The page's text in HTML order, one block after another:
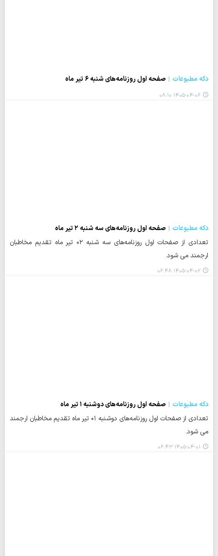
دکه مطبوعات صفحه اول روزنامه‌های شنبه ۶ تیر ماه
۱۴۰۵-۰۴-۰۶ ۰۸:۱۰
دکه مطبوعات
صفحه اول روزنامه‌های سه شنبه ۲ تیر ماه
تعدادی از صفحات اول روزنامه‌های سه شنبه ۰۲ تیر ماه تقدیم مخاطبان
ارجمند می شود.
۱۴۰۵-۰۴-۰۲ ۰۶:۴۸
دکه مطبوعات
صفحه اول روزنامه‌های دوشنبه ۱ تیر ماه
تعدادی از صفحات اول روزنامه‌های دوشنبه ۰۱ تیر ماه تقدیم مخاطبان ارجمند
می شود.
۱۴۰۵-۰۴-۰۱ ۰۶:۴۳